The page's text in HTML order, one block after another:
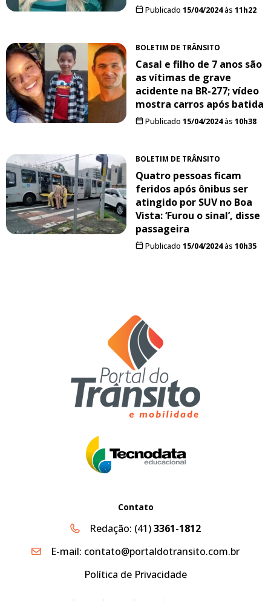
Publicado 15/04/2024às 11h22
BOLETIM DE TRÂNSITO
Casal e filho de 7 anos são
as vítimas de grave
acidente na BR-277; vídeo
mostra carros após batida
Publicado 15/04/2024às 10h38
BOLETIM DE TRÂNSITO
Quatro pessoas ficam
feridos após ônibus ser
atingido por SUV no Boa
Vista: ‘Furou o sinal’, disse
passageira
Publicado 15/04/2024às 10h35
Contato
Redação: (41)3361-1812
E-mail: contato@portaldotransito.com.br
Política de Privacidade